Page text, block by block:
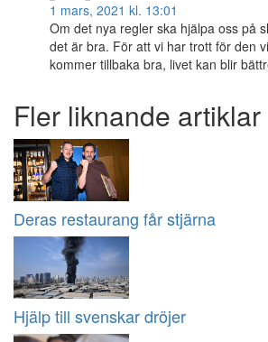
1 mars, 2021 kl. 13:01
Om det nya regler ska hjälpa oss på
det är bra. För att vi har trott för den
kommer tillbaka bra, livet kan blir
Fler liknande artiklar
Deras restaurang får stjärna
Hjälp till svenskar dröjer